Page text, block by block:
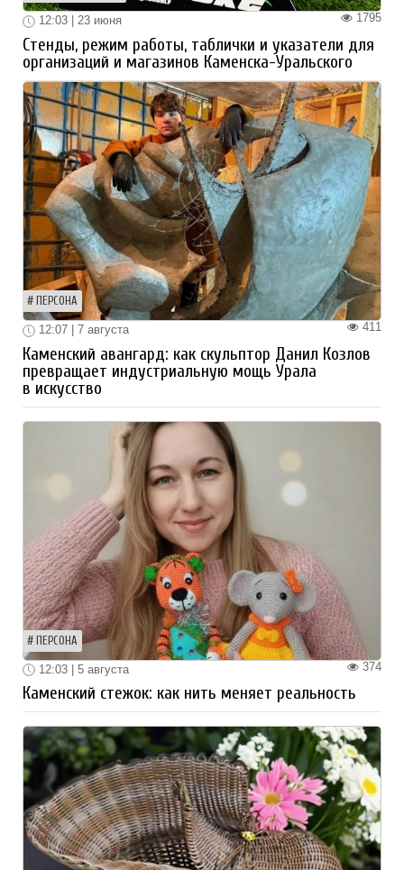
1795
12:03 | 23 июня
Стенды, режим работы, таблички и указатели для
организаций и магазинов Каменска-Уральского
ПЕРСОНА
411
12:07 | 7 августа
Каменский авангард: как скульптор Данил Козлов
превращает индустриальную мощь Урала
в искусство
ПЕРСОНА
374
12:03 | 5 августа
Каменский стежок: как нить меняет реальность